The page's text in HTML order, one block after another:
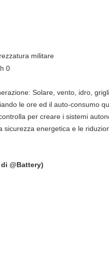
militare
Solare, vento, idro,
le ore ed il auto-consumo
per creare i sistemi
energetica e le
@Battery)